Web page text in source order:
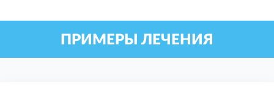
ПРИМЕРЫ ЛЕЧЕНИЯ